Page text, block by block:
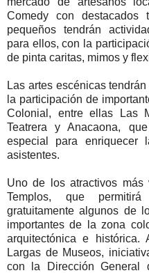
Comedy con destacados
pequeños tendrán
para ellos, con la
de pinta caritas, mimos y
Las artes escénicas
la participación de
Colonial, entre ellas Las
Teatrera y Anacaona,
especial para enriquecer
asistentes.
Uno de los atractivos
Templos, que
gratuitamente algunos de
importantes de la zona
arquitectónica e
Largas de Museos,
con la Dirección General